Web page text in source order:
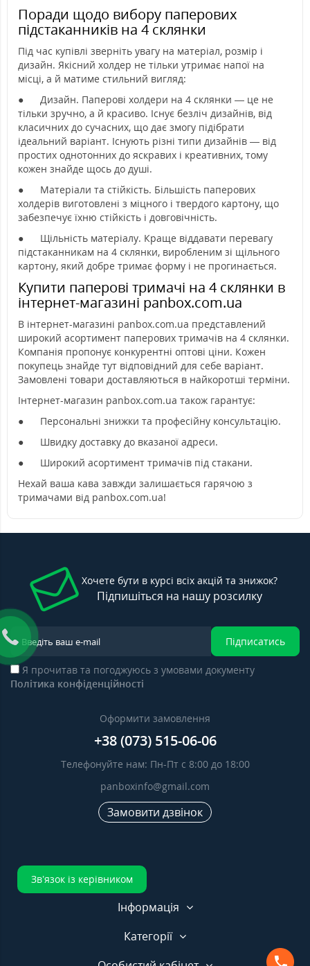
Поради щодо вибору паперових
підстаканників на 4 склянки
Під час купівлі зверніть увагу на матеріал, розмір і
дизайн. Якісний холдер не тільки утримає напої на
місці, а й матиме стильний вигляд:
●
Дизайн. Паперові холдери на 4 склянки — це не
тільки зручно, а й красиво. Існує безліч дизайнів, від
класичних до сучасних, що дає змогу підібрати
ідеальний варіант. Існують різні типи дизайнів — від
простих однотонних до яскравих і креативних, тому
кожен знайде щось до душі.
●
Матеріали та стійкість. Більшість паперових
холдерів виготовлені з міцного і твердого картону, що
забезпечує їхню стійкість і довговічність.
●
Щільність матеріалу. Краще віддавати перевагу
підстаканникам на 4 склянки, виробленим зі щільного
картону, який добре тримає форму і не прогинається.
Купити паперові тримачі на 4 склянки в
інтернет-магазині panbox.com.ua
В інтернет-магазині panbox.com.ua представлений
широкий асортимент паперових тримачів на 4 склянки.
Компанія пропонує конкурентні оптові ціни. Кожен
покупець знайде тут відповідний для себе варіант.
Замовлені товари доставляються в найкоротші терміни.
Інтернет-магазин panbox.com.ua також гарантує:
●
Персональні знижки та професійну консультацію.
●
Швидку доставку до вказаної адреси.
●
Широкий асортимент тримачів під стакани.
Нехай ваша кава завжди залишається гарячою з
тримачами від panbox.com.ua!
Хочете бути в курсі всіх акцій та знижок?
Підпишіться на нашу розсилку
Підписатись
Я прочитав та погоджуюсь з умовами документу
Політика конфіденційності
Оформити замовлення
+38 (073) 515-06-06
Телефонуйте нам: Пн-Пт с 8:00 до 18:00
panboxinfo@gmail.com
Замовити дзвінок
Зв’язок із керівником
Інформація
Категорії